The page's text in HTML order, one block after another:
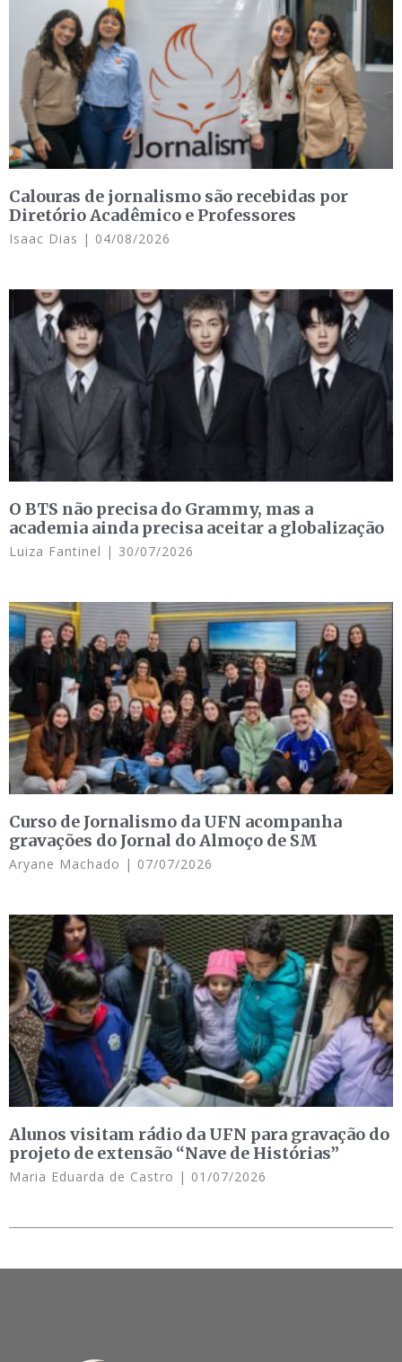
Calouras de jornalismo são recebidas por
Diretório Acadêmico e Professores
Isaac Dias 04/08/2026
O BTS não precisa do Grammy, mas a
academia ainda precisa aceitar a globalização
Luiza Fantinel 30/07/2026
Curso de Jornalismo da UFN acompanha
gravações do Jornal do Almoço de SM
Aryane Machado 07/07/2026
Alunos visitam rádio da UFN para gravação do
projeto de extensão “Nave de Histórias”
Maria Eduarda de Castro 01/07/2026